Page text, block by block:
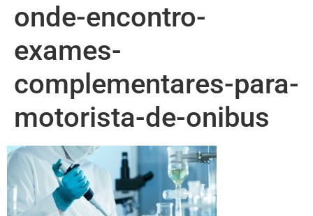
onde-encontro-
exames-
complementares-para-
motorista-de-onibus